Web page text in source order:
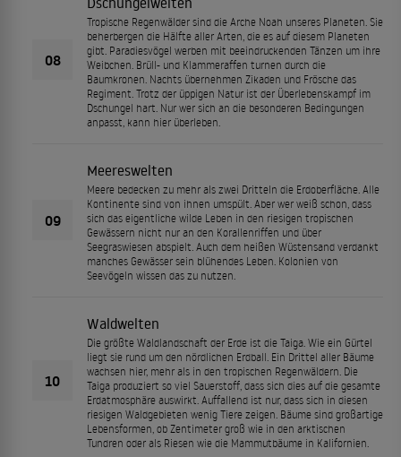
08
Tropische Regenwälder sind die Arche Noah unseres Planeten. Sie
beherbergen die Hälfte aller Arten, die es auf diesem Planeten
gibt. Paradiesvögel werben mit beeindruckenden Tänzen um ihre
Weibchen. Brüll- und Klammeraffen turnen durch die
Baumkronen. Nachts übernehmen Zikaden und Frösche das
Regiment. Trotz der üppigen Natur ist der Überlebenskampf im
Dschungel hart. Nur wer sich an die besonderen Bedingungen
anpasst, kann hier überleben.
09
Meereswelten
Meere bedecken zu mehr als zwei Dritteln die Erdoberfläche. Alle
Kontinente sind von ihnen umspült. Aber wer weiß schon, dass
sich das eigentliche wilde Leben in den riesigen tropischen
Gewässern nicht nur an den Korallenriffen und über
Seegraswiesen abspielt. Auch dem heißen Wüstensand verdankt
manches Gewässer sein blühendes Leben. Kolonien von
Seevögeln wissen das zu nutzen.
10
Waldwelten
Die größte Waldlandschaft der Erde ist die Taiga. Wie ein Gürtel
liegt sie rund um den nördlichen Erdball. Ein Drittel aller Bäume
wachsen hier, mehr als in den tropischen Regenwäldern. Die
Taiga produziert so viel Sauerstoff, dass sich dies auf die gesamte
Erdatmosphäre auswirkt. Auffallend ist nur, dass sich in diesen
riesigen Waldgebieten wenig Tiere zeigen. Bäume sind großartige
Lebensformen, ob Zentimeter groß wie in den arktischen
Tundren oder als Riesen wie die Mammutbäume in Kalifornien.